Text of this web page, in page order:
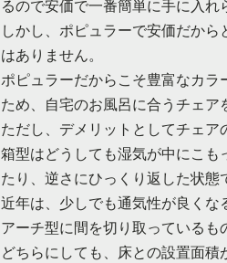
るので安価で一番簡単に手に入れ
しかし、ポピュラーで安価だか
はありません。
ポピュラーだからこそ豊富なカ
ため、自宅のお風呂に合うチェア
ただし、デメリットとしてチェア
箱型はどうしても湿気が中にこ
たり、逆さにひっくり返した状態
近年は、少しでも通気性が良く
アーチ型に間を切り取っているも
どちらにしても、床との設置面